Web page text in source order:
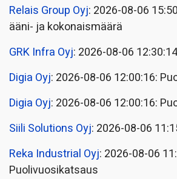
Relais Group Oyj: 2026-08-06
ääni- ja kokonaismäärä
GRK Infra Oyj: 2026-08-06
Digia Oyj: 2026-08-06 12:00:16:
Digia Oyj: 2026-08-06 12:00:16:
Siili Solutions Oyj: 2026-08-06
Reka Industrial Oyj: 2026-08-06
Puolivuosikatsaus